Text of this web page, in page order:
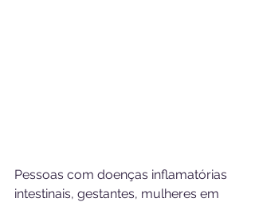
Pessoas com doenças inflamatórias
intestinais, gestantes, mulheres em